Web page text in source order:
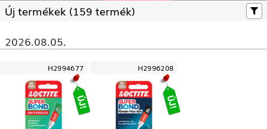
Új termékek (159 termék)
2026.08.05.
H2994677 H2996208